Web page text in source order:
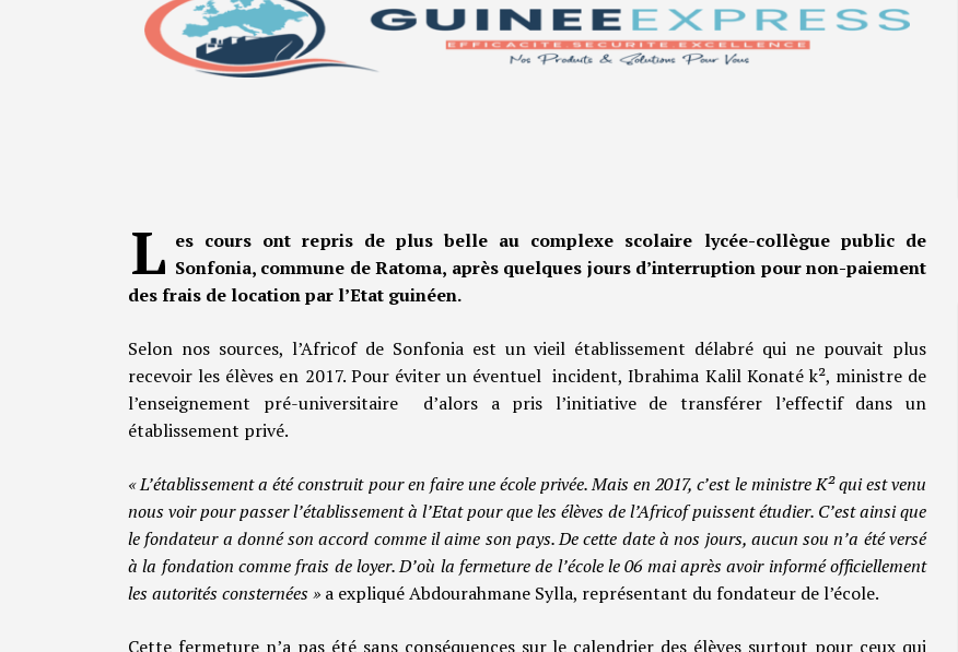
L es cours ont repris de plus belle au complexe scolaire lycée-collègue public de
Sonfonia, commune de Ratoma, après quelques jours d’interruption pour non-paiement
des frais de location par l’Etat guinéen.
Selon nos sources, l’Africof de Sonfonia est un vieil établissement délabré qui ne pouvait plus
recevoir les élèves en 2017. Pour éviter un éventuel incident, Ibrahima Kalil Konaté k², ministre de
l’enseignement pré-universitaire d’alors a pris l’initiative de transférer l’effectif dans un
établissement privé.
« L’établissement a été construit pour en faire une école privée. Mais en 2017, c’est le ministre K² qui est venu
nous voir pour passer l’établissement à l’Etat pour que les élèves de l’Africof puissent étudier. C’est ainsi que
le fondateur a donné son accord comme il aime son pays. De cette date à nos jours, aucun sou n’a été versé
à la fondation comme frais de loyer. D’où la fermeture de l’école le 06 mai après avoir informé officiellement
les autorités consternées » a expliqué Abdourahmane Sylla, représentant du fondateur de l’école.
Cette fermeture n’a pas été sans conséquences sur le calendrier des élèves surtout pour ceux qui